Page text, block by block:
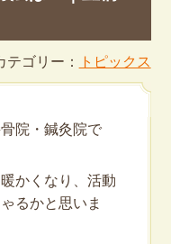
テゴリー： トピックス
院・鍼灸院で
かくなり、活動
るかと思いま